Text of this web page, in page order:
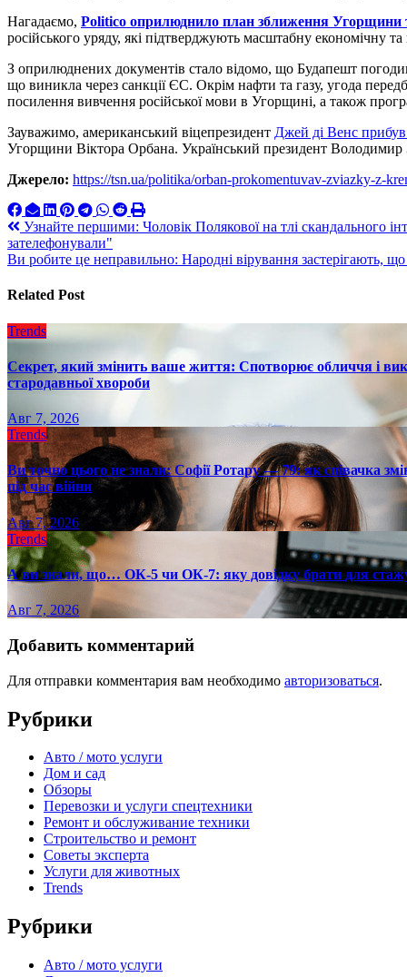
Нагадаємо, Politico оприлюднило план зближення
російського уряду, які підтверджують масштабну економічну
З оприлюднених документів стало відомо, що Будапешт
що виникла через санкції ЄС. Окрім нафти та газу, угода
посилення вивчення російської мови в Угорщині, а також
Зауважимо, американський віцепрезидент Джей ді Венс
Угорщини Віктора Орбана. Український президент
Джерело: https://tsn.ua/politika/orban-prokomentuvav-zviazky-z-
Навигация
по
Узнайте першими: Чоловік Полякової на тлі скандального
зателефонували"
Ви робите це неправильно: Народні вірування застерігають,
Related Post
Trends
Секрет, який змінить ваше життя: Спотворює обличчя і
стародавньої хвороби
Авг 7, 2026
Trends
Ви точно цього не знали: Софії Ротару — 79: як співачка
під час війни
Авг 7, 2026
Trends
А ви знали, що… ОК-5 чи ОК-7: яку довідку брати для
Авг 7, 2026
Добавить комментарий
Для отправки комментария вам необходимо авторизоваться.
Рубрики
Авто / мото услуги
Дом и сад
Обзоры
Перевозки и услуги спецтехники
Ремонт и обслуживание техники
Строительство и ремонт
Советы эксперта
Услуги для животных
Trends
Рубрики
Авто / мото услуги